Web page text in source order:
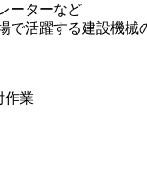
ーターなど
で活躍する建設機械
作業